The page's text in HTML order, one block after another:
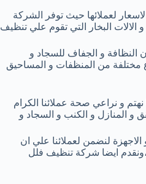
لعملائها حيث توفر الشركة
الالات البخار التي تقوم علي تنظيف
النظافة و الجفاف للسجاد و
مختلفة من المنظفات و المساحيق
و نراعي صحة عملائنا الكرام
و المنازل و الكنب و السجاد و
لنضمن لعملائنا علي ان
ايضا شركة تنظيف فلل